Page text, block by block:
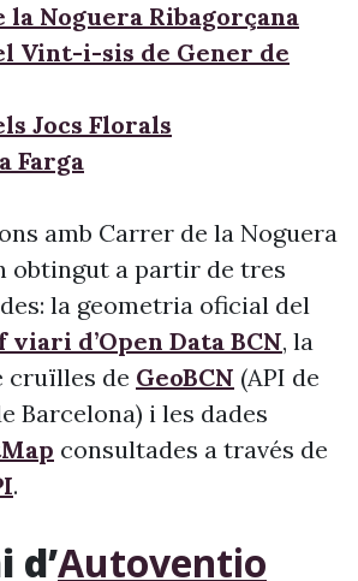
la Noguera Ribagorçana
Vint-i-sis de Gener de
Jocs Florals
Farga
amb Carrer de la Noguera
obtingut a partir de tres
la geometria oficial del
viari d’Open Data BCN, la
cruïlles de GeoBCN (API de
Barcelona) i les dades
consultades a través de
.
d’Autoventio